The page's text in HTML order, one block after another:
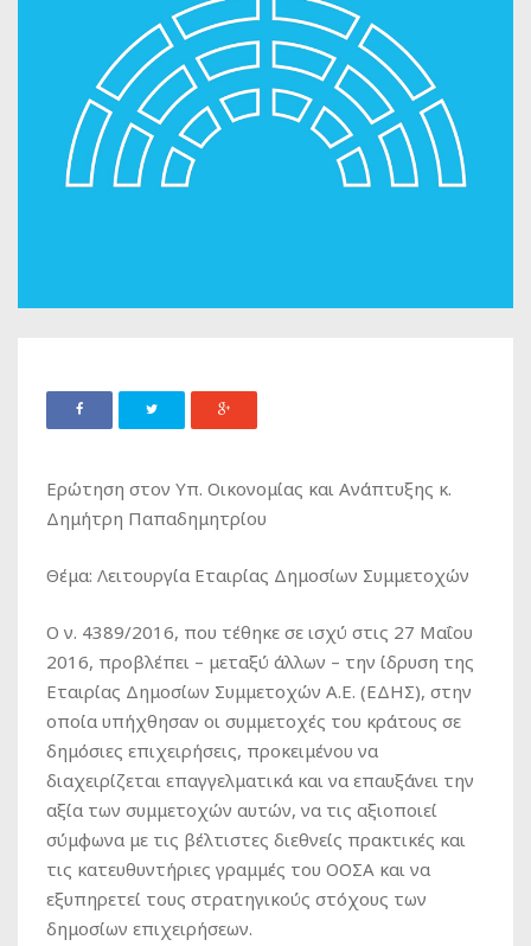
Ερώτηση στον Υπ. Οικονομίας και Ανάπτυξης κ.
Δημήτρη Παπαδημητρίου
Θέμα: Λειτουργία Εταιρίας Δημοσίων Συμμετοχών
Ο ν. 4389/2016, που τέθηκε σε ισχύ στις 27 Μαΐου
2016, προβλέπει – μεταξύ άλλων – την ίδρυση της
Εταιρίας Δημοσίων Συμμετοχών Α.Ε. (ΕΔΗΣ), στην
οποία υπήχθησαν οι συμμετοχές του κράτους σε
δημόσιες επιχειρήσεις, προκειμένου να
διαχειρίζεται επαγγελματικά και να επαυξάνει την
αξία των συμμετοχών αυτών, να τις αξιοποιεί
σύμφωνα με τις βέλτιστες διεθνείς πρακτικές και
τις κατευθυντήριες γραμμές του ΟΟΣΑ και να
εξυπηρετεί τους στρατηγικούς στόχους των
δημοσίων επιχειρήσεων.